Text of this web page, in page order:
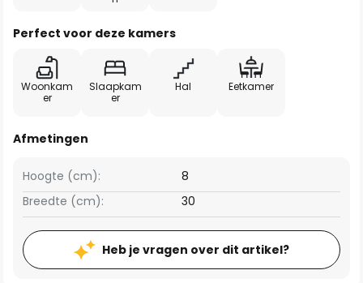
Perfect voor deze kamers
Woonkam
er
Slaapkam
er
Hal Eetkamer
Afmetingen
Breedte (cm): 30
Hoogte (cm): 8
Heb je vragen over dit artikel?